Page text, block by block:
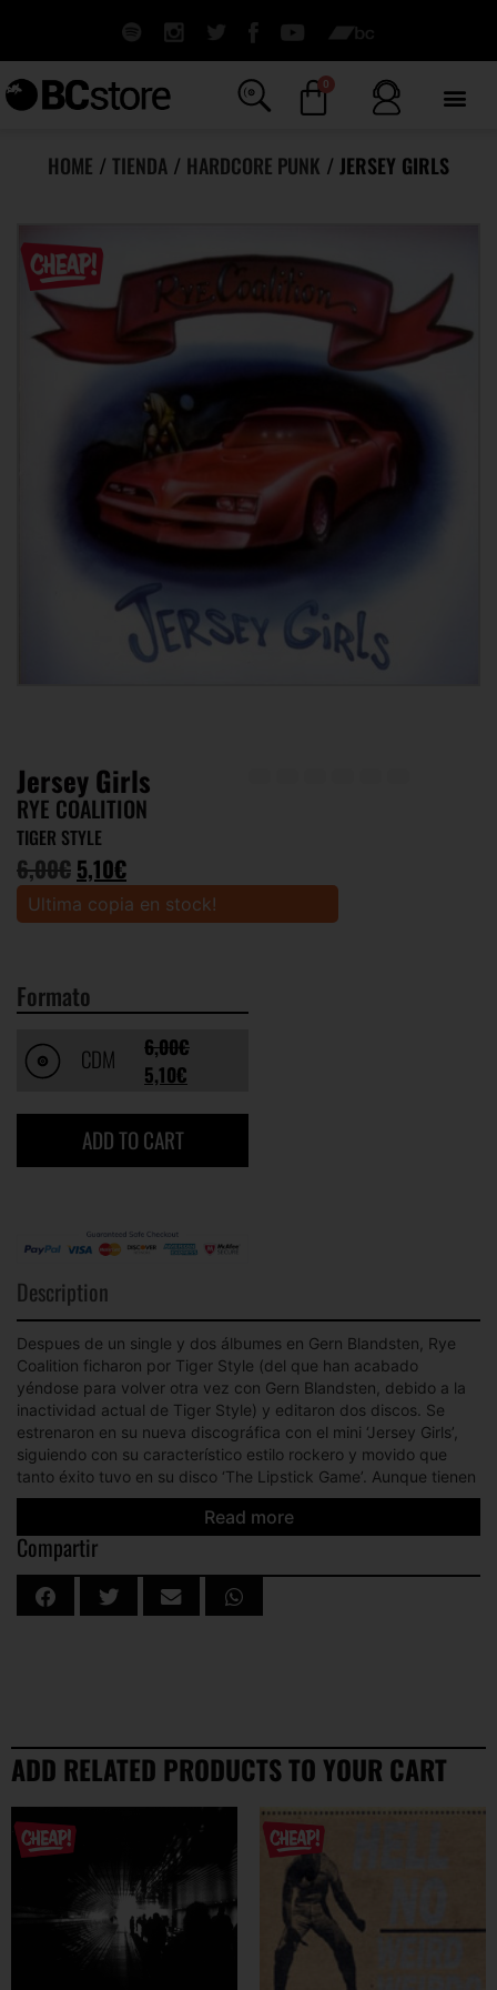
0
HOME / TIENDA / HARDCORE PUNK / JERSEY GIRLS
Jersey Girls
RYE COALITION
TIGER STYLE
6,00€ 5,10€
Ultima copia en stock!
Formato
CDM 6,00€
5,10€
ADD TO CART
Description
Despues de un single y dos álbumes en Gern Blandsten, Rye
Coalition ficharon por Tiger Style (del que han acabado
yéndose para volver otra vez con Gern Blandsten, debido a la
inactividad actual de Tiger Style) y editaron dos discos. Se
estrenaron en su nueva discográfica con el mini ‘Jersey Girls’,
siguiendo con su característico estilo rockero y movido que
tanto éxito tuvo en su disco ‘The Lipstick Game’. Aunque tienen
fama de creídos y estúpidos estos chicos rockean y te parten
Read more
Compartir
ADD RELATED PRODUCTS TO YOUR CART